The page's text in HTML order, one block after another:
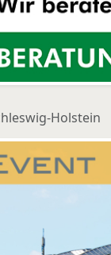
Holstein